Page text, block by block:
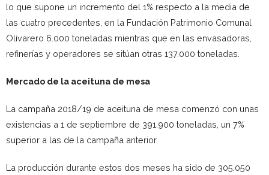
lo que supone un incremento del 1% respecto a la media de
las cuatro precedentes, en la Fundación Patrimonio Comunal
Olivarero 6.000 toneladas mientras que en las envasadoras,
refinerías y operadores se sitúan otras 137.000 toneladas.
Mercado de la aceituna de mesa
La campaña 2018/19 de aceituna de mesa comenzó con unas
existencias a 1 de septiembre de 391.900 toneladas, un 7%
superior a las de la campaña anterior.
La producción durante estos dos meses ha sido de 305.050